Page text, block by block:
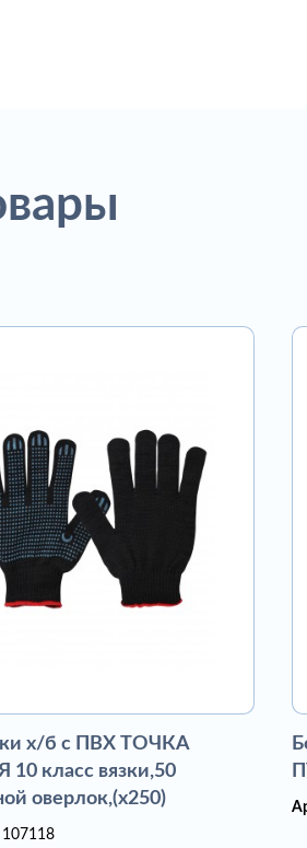
х/б с ПВХ ТОЧКА
10 класс вязки,50
оверлок,(х250)
107118